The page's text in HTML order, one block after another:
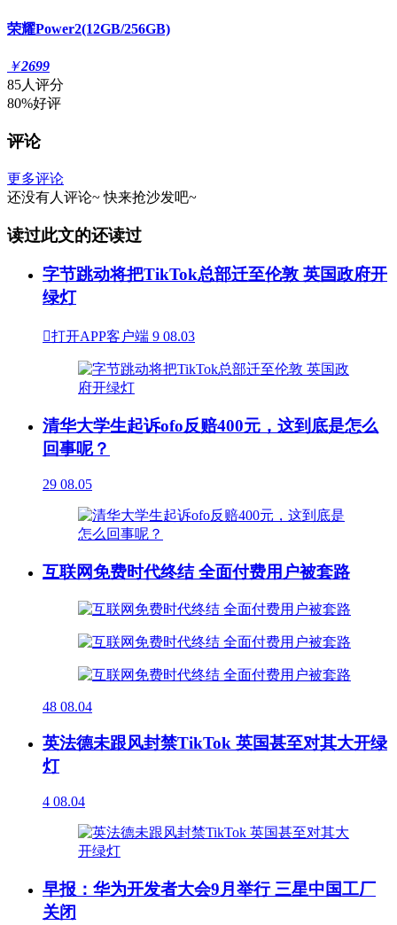
荣耀Power2(12GB/256GB)
￥2699
85人评分
80%好评
评论
更多评论
还没有人评论~ 快来抢沙发吧~
读过此文的还读过
字节跳动将把TikTok总部迁至伦敦 英国政府开
绿灯
打开APP客户端 9 08.03
清华大学生起诉ofo反赔400元，这到底是怎么
回事呢？
29 08.05
互联网免费时代终结 全面付费用户被套路
48 08.04
英法德未跟风封禁TikTok 英国甚至对其大开绿
灯
4 08.04
早报：华为开发者大会9月举行 三星中国工厂
关闭